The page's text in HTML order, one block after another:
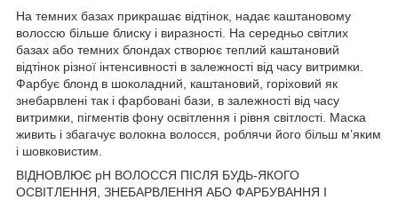
На темних базах прикрашає відтінок, надає каштановому
волоссю більше блиску і виразності. На середньо світлих
базах або темних блондах створює теплий каштановий
відтінок різної інтенсивності в залежності від часу витримки.
Фарбує блонд в шоколадний, каштановий, горіховий як
знебарвлені так і фарбовані бази, в залежності від часу
витримки, пігментів фону освітлення і рівня світлості. Маска
живить і збагачує волокна волосся, роблячи його більш м’яким
і шовковистим.
ВІДНОВЛЮЄ pH ВОЛОССЯ ПІСЛЯ БУДЬ-ЯКОГО
ОСВІТЛЕННЯ, ЗНЕБАРВЛЕННЯ АБО ФАРБУВАННЯ І